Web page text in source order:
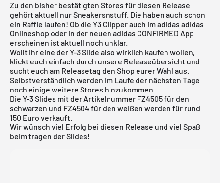
Zu den bisher bestätigten Stores für diesen Release
gehört aktuell nur Sneakersnstuff. Die haben auch schon
ein Raffle laufen! Ob die Y3 Clipper auch im adidas adidas
Onlineshop oder in der neuen adidas CONFIRMED App
erscheinen ist aktuell noch unklar.
Wollt ihr eine der Y-3 Slide also wirklich kaufen wollen,
klickt euch einfach durch unsere Releaseübersicht und
sucht euch am Releasetag den Shop eurer Wahl aus.
Selbstverständlich werden im Laufe der nächsten Tage
noch einige weitere Stores hinzukommen.
Die Y-3 Slides mit der Artikelnummer FZ4505 für den
schwarzen und FZ4504 für den weißen werden für rund
150 Euro verkauft.
Wir wünsch viel Erfolg bei diesen Release und viel Spaß
beim tragen der Slides!